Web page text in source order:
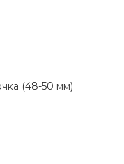
(48-50 мм)